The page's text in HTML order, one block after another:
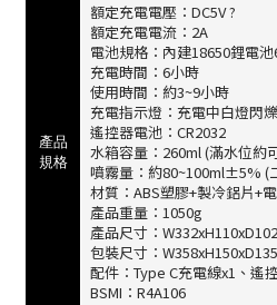
產品
規格
額定充電電壓：DC5V ?
額定充電電流：2A
電池規格：內建18650鋰電池
充電時間：6小時
使用時間：約3~9小時
充電指示燈：充電中白燈閃
遙控器電池：CR2032
水箱容量：260ml (滿水位約
噴霧量：約80~100ml±5% (
材質：ABS塑膠+製冷鋁片+
產品重量：1050g
產品尺寸：
包裝尺寸：
配件：Type C充電線x1、遙
BSMI：R4A106